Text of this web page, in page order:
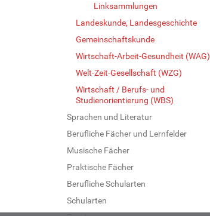
Linksammlungen
Landeskunde, Landesgeschichte
Gemeinschaftskunde
Wirtschaft-Arbeit-Gesundheit (WAG)
Welt-Zeit-Gesellschaft (WZG)
Wirtschaft / Berufs- und
Studienorientierung (WBS)
Sprachen und Literatur
Berufliche Fächer und Lernfelder
Musische Fächer
Praktische Fächer
Berufliche Schularten
Schularten